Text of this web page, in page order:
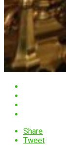
Share
Tweet